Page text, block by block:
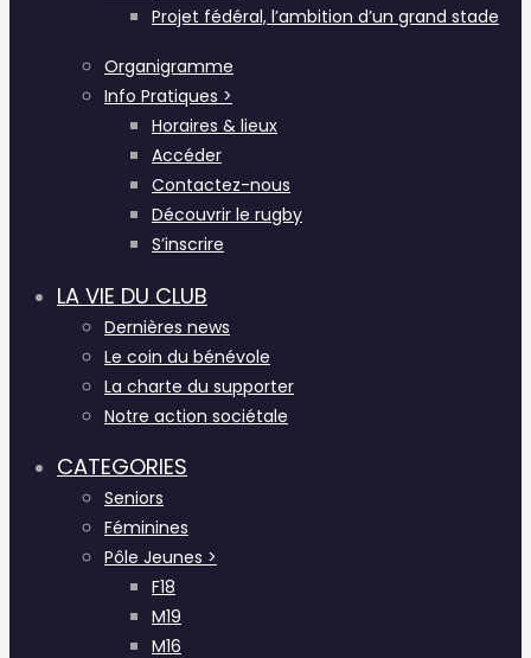
Projet fédéral, l’ambition d’un grand stade
Organigramme
Info Pratiques >
Horaires & lieux
Accéder
Contactez-nous
Découvrir le rugby
S’inscrire
LA VIE DU CLUB
Dernières news
Le coin du bénévole
La charte du supporter
Notre action sociétale
CATEGORIES
Seniors
Féminines
Pôle Jeunes >
F18
M19
M16